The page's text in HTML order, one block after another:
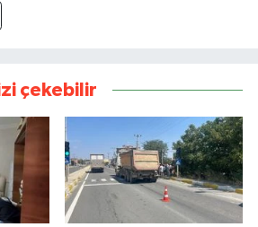
çekebilir